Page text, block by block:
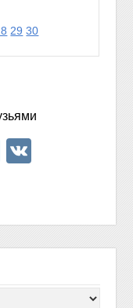
29 30
Telegram